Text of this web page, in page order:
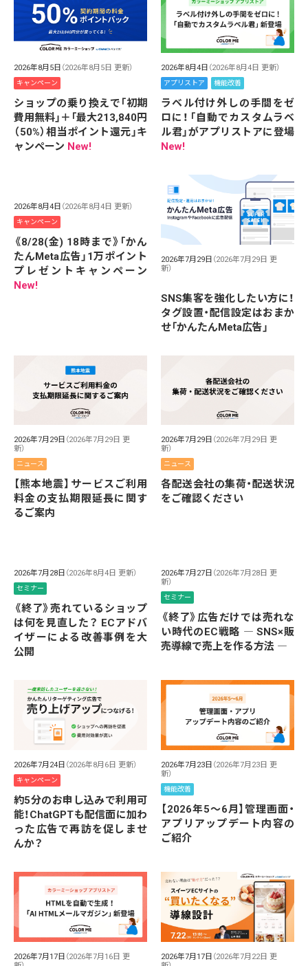
2026年8月5日 （2026年8月5日 更新）
キャンペーン
ショップの乗り換えで「初期
費用無料」＋「最大213,840円
（50%）相当ポイント還元」キ
ャンペーン New!
2026年8月4日 （2026年8月4日 更新）
アプリストア 機能改善
ラベル付け外しの手間をゼ
ロに！「自動でカスタムラベ
ル君」がアプリストアに登場
New!
2026年8月4日 （2026年8月4日 更新）
キャンペーン
《8/28(金) 18時まで》「かん
たんMeta広告」1万ポイント
プレゼントキャンペーン
New!
2026年7月29日 （2026年7月29日 更
新）
SNS集客を強化したい方に！
タグ設置・配信設定はおまか
せ「かんたんMeta広告」
2026年7月29日 （2026年7月29日 更
新）
ニュース
【熊本地震】サービスご利用
料金の支払期限延長に関す
るご案内
2026年7月29日 （2026年7月29日 更
新）
ニュース
各配送会社の集荷・配送状況
をご確認ください
2026年7月28日 （2026年8月4日 更新）
セミナー
《終了》売れているショップ
は何を見直した？ ECアドバ
イザーによる改善事例を大
公開
2026年7月27日 （2026年7月28日 更
新）
セミナー
《終了》広告だけでは売れな
い時代のEC戦略 ― SNS×販
売導線で売上を作る方法 ―
2026年7月24日 （2026年8月6日 更新）
キャンペーン
約5分のお申し込みで利用可
能！ChatGPTも配信面に加わ
った広告で再訪を促しませ
んか？
2026年7月23日 （2026年7月23日 更
新）
機能改善
【2026年5～6月】管理画面・
アプリアップデート内容の
ご紹介
2026年7月17日 （2026年7月16日 更
2026年7月17日 （2026年7月22日 更